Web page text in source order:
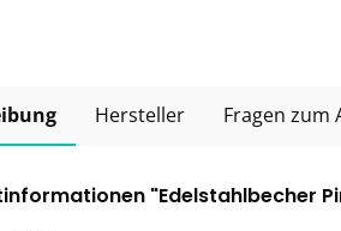
Hersteller Fragen zum
"Edelstahlbecher